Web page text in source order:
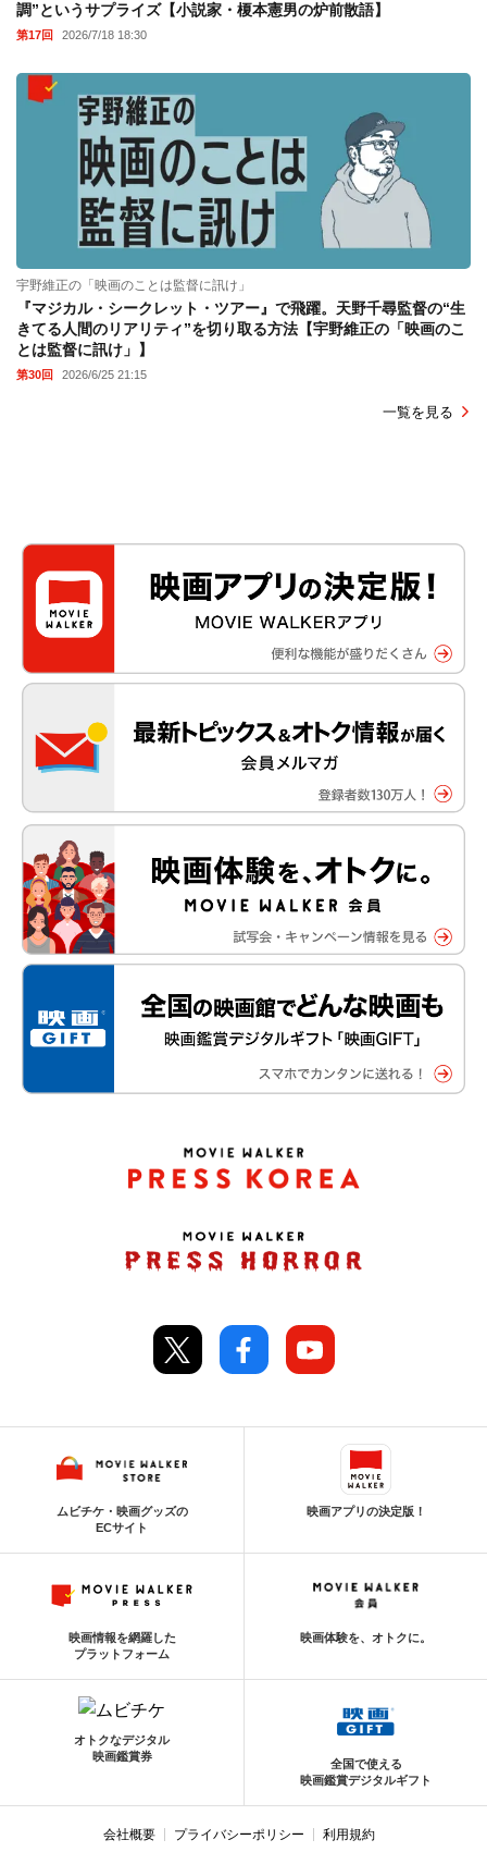
調”というサプライズ【小説家・榎本憲男の炉前散語】
第17回 2026/7/18 18:30
宇野維正の「映画のことは監督に訊け」
『マジカル・シークレット・ツアー』で飛躍。天野千尋監督の“生
きてる人間のリアリティ”を切り取る方法【宇野維正の「映画のこ
とは監督に訊け」】
第30回 2026/6/25 21:15
一覧を見る
ムビチケ・映画グッズの
ECサイト
映画アプリの決定版！
映画情報を網羅した
プラットフォーム
映画体験を、オトクに。
オトクなデジタル
映画鑑賞券
全国で使える
映画鑑賞デジタルギフト
会社概要 プライバシーポリシー 利用規約